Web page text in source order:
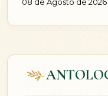
08 de Agosto de